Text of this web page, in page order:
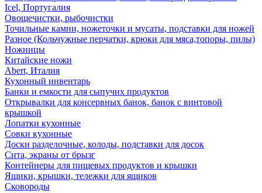
Icel, Португалия
Овощечистки, рыбочистки
Точильные камни, ножеточки и мусаты, подставки для ножей
Разное (Кольчужные перчатки, крюки для мяса,топоры, пилы)
Ножницы
Китайские ножи
Abert, Италия
Кухонный инвентарь
Банки и емкости для сыпучих продуктов
Открывалки для консервных банок, банок с винтовой
крышкой
Лопатки кухонные
Совки кухонные
Доски разделочные, колоды, подставки для досок
Сита, экраны от брызг
Контейнеры для пищевых продуктов и крышки
Ящики, крышки, тележки для ящиков
Сковороды